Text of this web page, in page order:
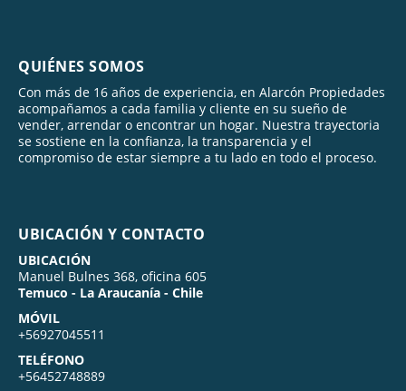
QUIÉNES SOMOS
Con más de 16 años de experiencia, en Alarcón Propiedades
acompañamos a cada familia y cliente en su sueño de
vender, arrendar o encontrar un hogar. Nuestra trayectoria
se sostiene en la confianza, la transparencia y el
compromiso de estar siempre a tu lado en todo el proceso.
UBICACIÓN Y CONTACTO
UBICACIÓN
Manuel Bulnes 368, oficina 605
Temuco - La Araucanía - Chile
MÓVIL
+56927045511
TELÉFONO
+56452748889